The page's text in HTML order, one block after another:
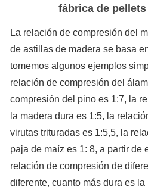
fábrica de
La relación de compresión del
de astillas de madera se basa
tomemos algunos ejemplos
relación de compresión del
compresión del pino es 1:7, la
la madera dura es 1:5, la
virutas trituradas es 1:5,5, la
paja de maíz es 1: 8, a partir de
relación de compresión de
diferente, cuanto más dura es